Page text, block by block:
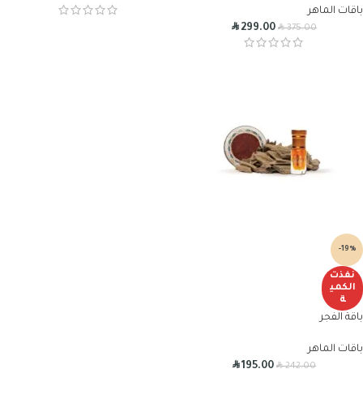
باقات الماهر
R375.00
R299.00
-19%
نفذت
الكمي
ة
باقة الفجر
باقات الماهر
R242.00
R195.00